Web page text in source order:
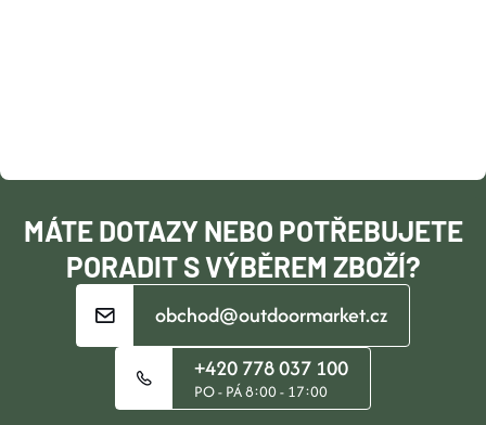
T
MÁTE DOTAZY NEBO POTŘEBUJETE
PORADIT S VÝBĚREM ZBOŽÍ?
obchod@outdoormarket.cz
+420 778 037 100
PO - PÁ 8:00 - 17:00